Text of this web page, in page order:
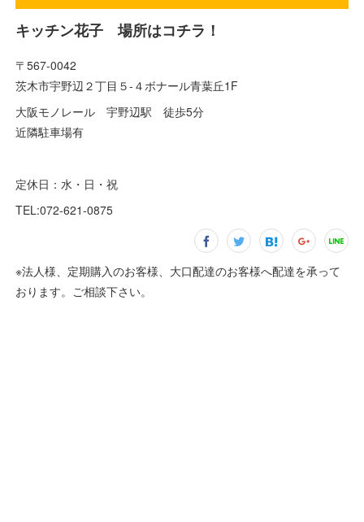
キッチン花子 場所はコチラ！
〒567-0042
茨木市宇野辺２丁目５-４ボナール青葉丘1F
大阪モノレール 宇野辺駅 徒歩5分
近隣駐車場有
定休日：水・日・祝
TEL:072-621-0875
※法人様、定期購入のお客様、大口配達のお客様へ配達を承って
おります。ご相談下さい。